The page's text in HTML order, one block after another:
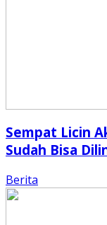
Sempat Licin
Sudah Bisa
Berita